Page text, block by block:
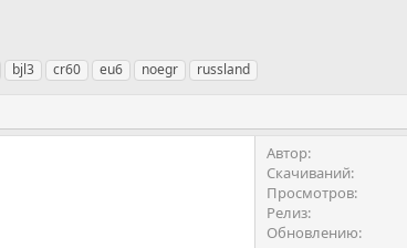
bjl3 cr60 eu6 noegr russland
Автор
Скачиваний
Просмотров
Релиз
Обновлению